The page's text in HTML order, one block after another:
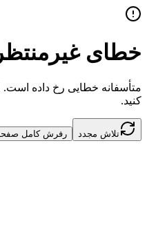
خطای
متأسفانه خطایی رخ داده است.
کنید.
تلاش مجدد رفرش کامل